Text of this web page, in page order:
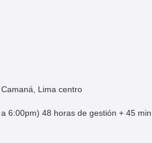
Lima centro
6:00pm​) 48 horas de gestión + 45